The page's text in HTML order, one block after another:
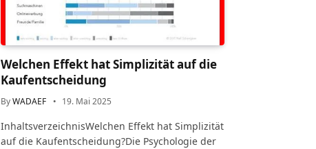
Welchen Effekt hat Simplizität auf die
Kaufentscheidung
ByWADAEF 19. Mai 2025
InhaltsverzeichnisWelchen Effekt hat Simplizität
auf die Kaufentscheidung?Die Psychologie der